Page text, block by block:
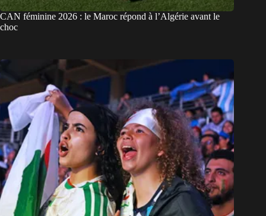
CAN féminine 2026 : le Maroc répond à l’Algérie avant le
choc